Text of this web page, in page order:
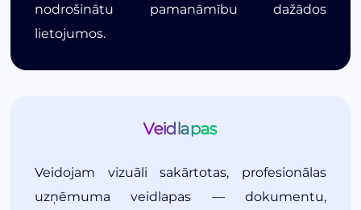
nodrošinātu pamanāmību dažādos
lietojumos.
Veidlapas
Veidojam vizuāli sakārtotas, profesionālas
uzņēmuma veidlapas — dokumentu,